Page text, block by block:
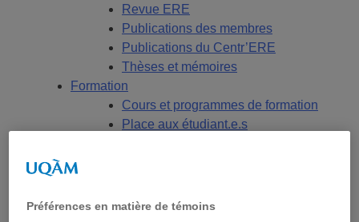
Revue ERE
Publications des membres
Publications du Centr’ERE
Thèses et mémoires
Formation
Cours et programmes de formation
Place aux étudiant.e.s
Engagement écosocial
Contributions aux débats publics
Préférences en matière de témoins